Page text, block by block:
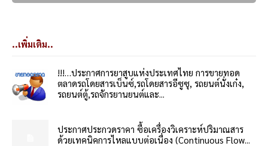
..เพิ่มเติม..
!!!…ประกาศการยาสูบแห่งประเทศไทย การขายทอด
ตลาดรถโดยสารเบ็นซ์,รถโดยสารอีซูซุ, รถยนต์นั่งเก๋ง,
รถยนต์ตู้,รถจักรยานยนต์และ...
ประกาศประกวดราคา ซื้อเครื่องวิเคราะห์ปริมาณสาร
ด้วยเทคนิคการไหลแบบต่อเนื่อง (Continuous Flow...